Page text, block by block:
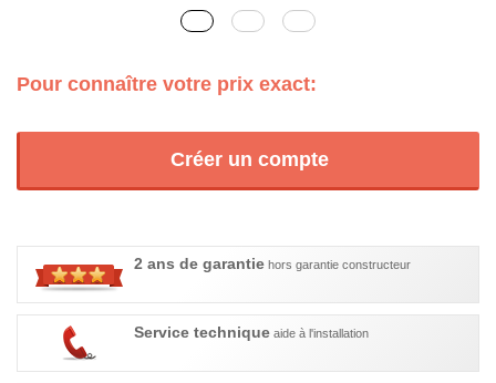
Pour connaître votre prix exact:
Créer un compte
2 ans de garantie hors garantie constructeur
Service technique aide à l'installation